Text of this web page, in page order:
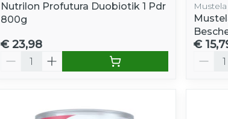
Nutrilon Profutura Duobiotik 1 Pdr
800g
€ 23,98
Aantal
Mustela
€
Aantal